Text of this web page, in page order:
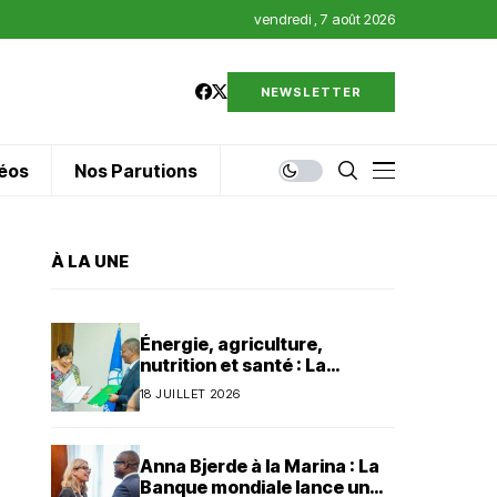
vendredi , 7 août 2026
NEWSLETTER
Nos Parutions
À LA UNE
Énergie, agriculture,
nutrition et santé : La
Banque mondiale injecte 320
18 JUILLET 2026
Anna Bjerde à la Marina : La
Banque mondiale lance un